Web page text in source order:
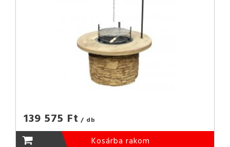
139 575 Ft / db
Kosárba rakom